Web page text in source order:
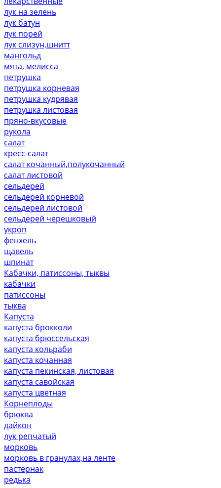
лук на зелень
лук батун
лук порей
лук слизун,шнитт
мангольд
мята, мелисса
петрушка
петрушка корневая
петрушка кудрявая
петрушка листовая
пряно-вкусовые
рукола
салат
кресс-салат
салат кочанный,полукочанный
салат листовой
сельдерей
сельдерей корневой
сельдерей листовой
сельдерей черешковый
укроп
фенхель
щавель
шпинат
Кабачки, патиссоны, тыквы
кабачки
патиссоны
тыква
Капуста
капуста брокколи
капуста брюссельская
капуста кольраби
капуста кочанная
капуста пекинская, листовая
капуста савойская
капуста цветная
Корнеплоды
брюква
дайкон
лук репчатый
морковь
морковь в гранулах,на ленте
пастернак
редька